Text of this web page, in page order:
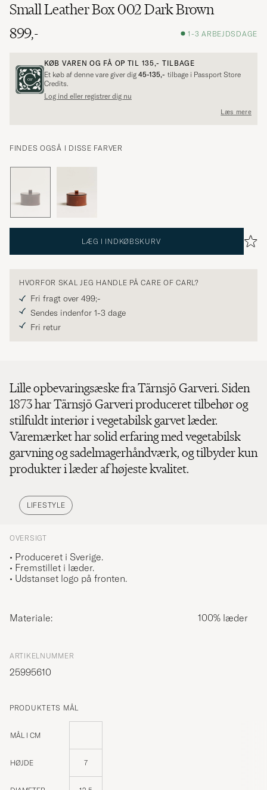
Small Leather Box 002 Dark Brown
899,-
1-3 ARBEJDSDAGE
KØB VAREN OG FÅ OP TIL 135,- TILBAGE
Et køb af denne vare giver dig 45-135,- tilbage i Passport Store
Credits.
Log ind eller registrer dig nu
Læs mere
FINDES OGSÅ I DISSE FARVER
LÆG I INDKØBSKURV
HVORFOR SKAL JEG HANDLE PÅ CARE OF CARL?
Fri fragt over 499;-
Sendes indenfor 1-3 dage
Fri retur
Lille opbevaringsæske fra Tärnsjö Garveri. Siden
1873 har Tärnsjö Garveri produceret tilbehør og
stilfuldt interiør i vegetabilsk garvet læder.
Varemærket har solid erfaring med vegetabilsk
garvning og sadelmagerhåndværk, og tilbyder kun
produkter i læder af højeste kvalitet.
LIFESTYLE
OVERSIGT
• Produceret i Sverige.
• Fremstillet i læder.
• Udstanset logo på fronten.
Materiale: 100% læder
ARTIKELNUMMER
25995610
PRODUKTETS MÅL
MÅL I CM
HØJDE 7